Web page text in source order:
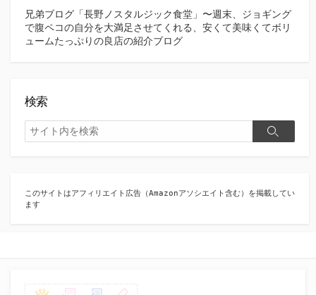
兄弟ブログ「長野ノスタルジック食堂」〜週末、ジョギング
で腹ペコの自分を大満足させてくれる、安くて美味くてボリ
ュームたっぷりの良店の紹介ブログ
検索
検
索
検
このサイトはアフィリエイト広告（Amazonアソシエイト含む）を掲載してい
ます